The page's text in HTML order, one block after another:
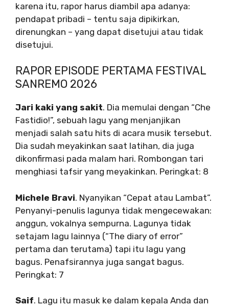
karena itu, rapor harus diambil apa adanya:
pendapat pribadi – tentu saja dipikirkan,
direnungkan – yang dapat disetujui atau tidak
disetujui.
RAPOR EPISODE PERTAMA FESTIVAL
SANREMO 2026
Jari kaki yang sakit. Dia memulai dengan “Che
Fastidio!”, sebuah lagu yang menjanjikan
menjadi salah satu hits di acara musik tersebut.
Dia sudah meyakinkan saat latihan, dia juga
dikonfirmasi pada malam hari. Rombongan tari
menghiasi tafsir yang meyakinkan. Peringkat: 8
Michele Bravi. Nyanyikan “Cepat atau Lambat”.
Penyanyi-penulis lagunya tidak mengecewakan:
anggun, vokalnya sempurna. Lagunya tidak
setajam lagu lainnya (“The diary of error”
pertama dan terutama) tapi itu lagu yang
bagus. Penafsirannya juga sangat bagus.
Peringkat: 7
Saif. Lagu itu masuk ke dalam kepala Anda dan